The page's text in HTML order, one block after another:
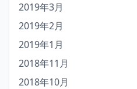
2019年3月
2019年2月
2019年1月
2018年11月
2018年10月